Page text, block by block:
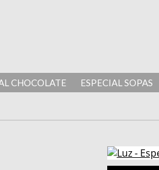
CHOCOLATE ESPECIAL SOPAS